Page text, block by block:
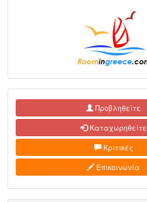
Προβληθείτε
Καταχωρηθείτε
Κριτικές
Επικοινωνία